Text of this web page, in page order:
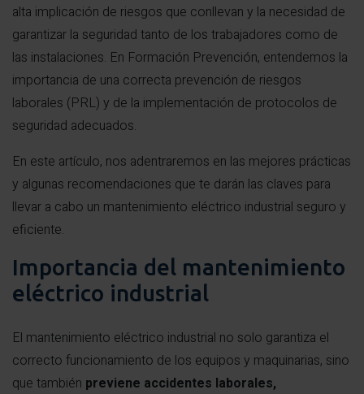
alta implicación de riesgos que conllevan y la necesidad de
garantizar la seguridad tanto de los trabajadores como de
las instalaciones. En Formación Prevención, entendemos la
importancia de una correcta prevención de riesgos
laborales (PRL) y de la implementación de protocolos de
seguridad adecuados.
En este artículo, nos adentraremos en las mejores prácticas
y algunas recomendaciones que te darán las claves para
llevar a cabo un mantenimiento eléctrico industrial seguro y
eficiente.
Importancia del mantenimiento
eléctrico industrial
El mantenimiento eléctrico industrial no solo garantiza el
correcto funcionamiento de los equipos y maquinarias, sino
que también previene accidentes laborales,